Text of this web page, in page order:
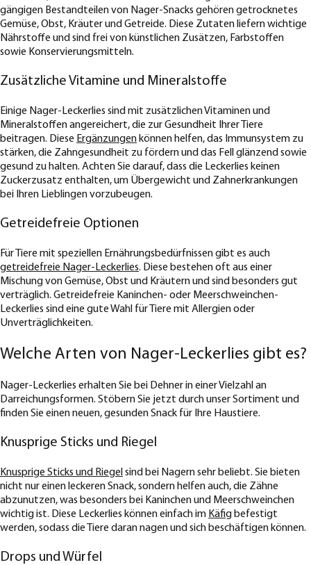
gängigen Bestandteilen von Nager-Snacks gehören getrocknetes
Gemüse, Obst, Kräuter und Getreide. Diese Zutaten liefern wichtige
Nährstoffe und sind frei von künstlichen Zusätzen, Farbstoffen
sowie Konservierungsmitteln.
Zusätzliche Vitamine und Mineralstoffe
Einige Nager-Leckerlies sind mit zusätzlichen Vitaminen und
Mineralstoffen angereichert, die zur Gesundheit Ihrer Tiere
beitragen. Diese Ergänzungen können helfen, das Immunsystem zu
stärken, die Zahngesundheit zu fördern und das Fell glänzend sowie
gesund zu halten. Achten Sie darauf, dass die Leckerlies keinen
Zuckerzusatz enthalten, um Übergewicht und Zahnerkrankungen
bei Ihren Lieblingen vorzubeugen.
Getreidefreie Optionen
Für Tiere mit speziellen Ernährungsbedürfnissen gibt es auch
getreidefreie Nager-Leckerlies. Diese bestehen oft aus einer
Mischung von Gemüse, Obst und Kräutern und sind besonders gut
verträglich. Getreidefreie Kaninchen- oder Meerschweinchen-
Leckerlies sind eine gute Wahl für Tiere mit Allergien oder
Unverträglichkeiten.
Welche Arten von Nager-Leckerlies gibt es?
Nager-Leckerlies erhalten Sie bei Dehner in einer Vielzahl an
Darreichungsformen. Stöbern Sie jetzt durch unser Sortiment und
finden Sie einen neuen, gesunden Snack für Ihre Haustiere.
Knusprige Sticks und Riegel
Knusprige Sticks und Riegel sind bei Nagern sehr beliebt. Sie bieten
nicht nur einen leckeren Snack, sondern helfen auch, die Zähne
abzunutzen, was besonders bei Kaninchen und Meerschweinchen
wichtig ist. Diese Leckerlies können einfach im Käfig befestigt
werden, sodass die Tiere daran nagen und sich beschäftigen können.
Drops und Würfel